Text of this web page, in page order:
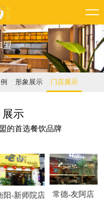
盟
形象展示 门店展示
展示
的首选餐饮品牌
阳-新师院店 常德-友阿店